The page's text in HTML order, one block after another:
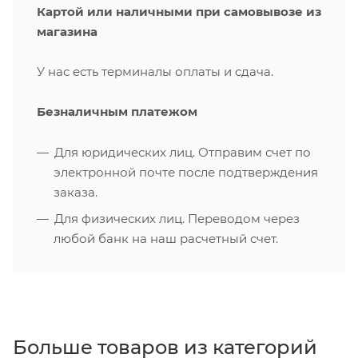
Картой или наличными при самовывозе из
магазина
У нас есть терминалы оплаты и сдача.
Безналичным платежом
Для юридических лиц. Отправим счет по
электронной почте после подтверждения
заказа.
Для физических лиц. Переводом через
любой банк на наш расчетный счет.
Больше товаров из категорий